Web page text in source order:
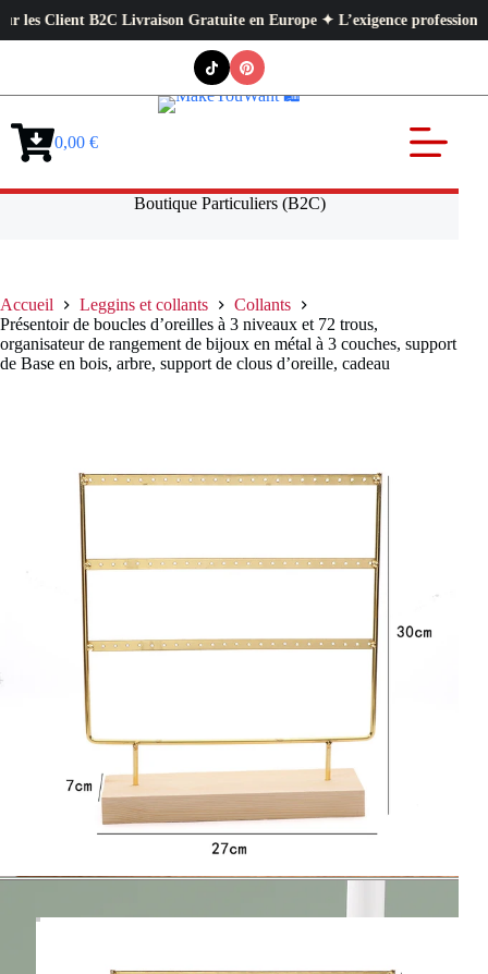
Client B2C Livraison Gratuite en Europe ✦ L’exigence professionnelle
Panier0,00 €
Boutique Particuliers (B2C)
Accueil Leggins et collants
Collants
Présentoir de boucles d’oreilles à 3 niveaux et 72 trous,
organisateur de rangement de bijoux en métal à 3 couches, support
de Base en bois, arbre, support de clous d’oreille, cadeau